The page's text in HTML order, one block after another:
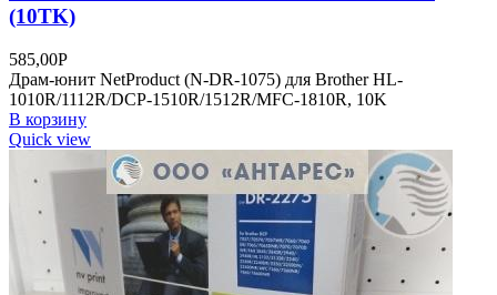
(10TK)
585,00Р
Драм-юнит NetProduct (N-DR-1075) для Brother HL-
1010R/1112R/DCP-1510R/1512R/MFC-1810R, 10K
В корзину
Quick view